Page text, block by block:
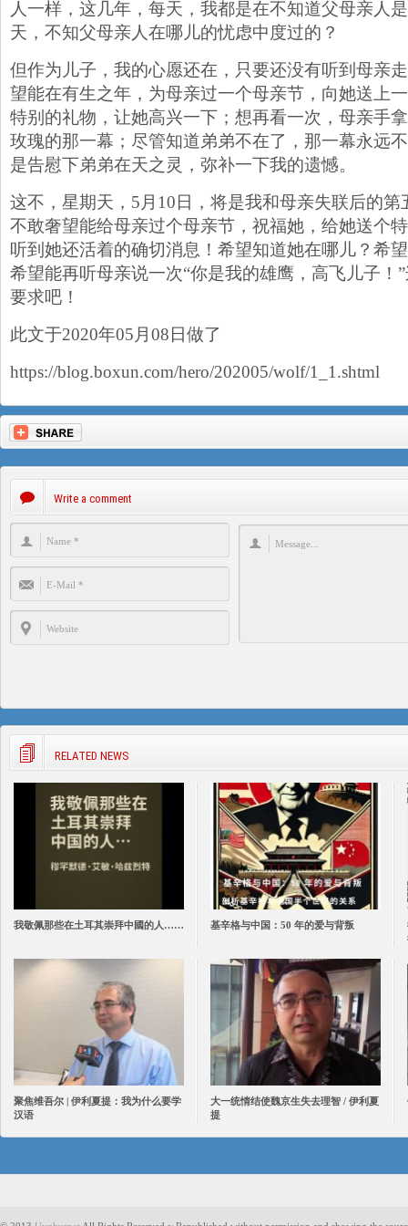
人一样，这几年，每天，我都是在不知道父母亲人
天，不知父母亲人在哪儿的忧虑中度过的？
但作为儿子，我的心愿还在，只要还没有听到母亲
望能在有生之年，为母亲过一个母亲节，向她送上
特别的礼物，让她高兴一下；想再看一次，母亲手
玫瑰的那一幕；尽管知道弟弟不在了，那一幕永远
是告慰下弟弟在天之灵，弥补一下我的遗憾。
这不，星期天，5月10日，将是我和母亲失联后的
不敢奢望能给母亲过个母亲节，祝福她，给她送个
听到她还活着的确切消息！希望知道她在哪儿？希
希望能再听母亲说一次“你是我的雄鹰，高飞儿子！
要求吧！
此文于2020年05月08日做了
https://blog.boxun.com/hero/202005/wolf/1_1.shtml
Write a comment
RELATED NEWS
我敬佩那些在土耳其崇拜中國的人…… 基辛格与中国：50 年的爱与背叛
聚焦维吾尔 | 伊利夏提：我为什么要学
汉语
大一统情结使魏京生失去理智 / 伊利夏
提